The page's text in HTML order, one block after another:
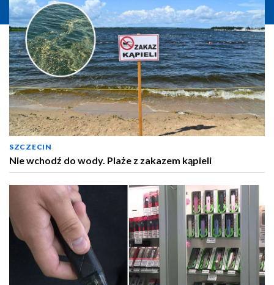
SZCZECIN
Nie wchodź do wody. Plaże z zakazem kąpieli